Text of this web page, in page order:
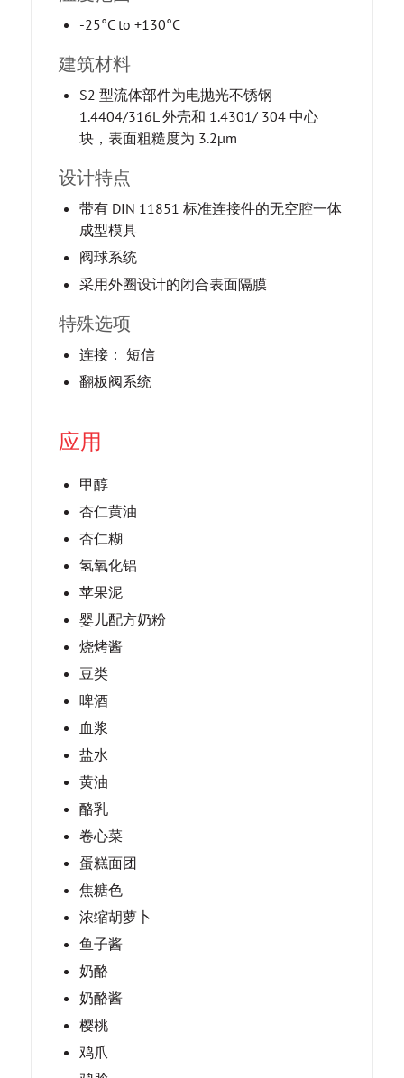
-25°C to +130°C
建筑材料
S2 型流体部件为电抛光不锈钢
1.4404/316L 外壳和 1.4301/ 304 中心
块，表面粗糙度为 3.2µm
设计特点
带有 DIN 11851 标准连接件的无空腔一体
成型模具
阀球系统
采用外圈设计的闭合表面隔膜
特殊选项
连接： 短信
翻板阀系统
应用
甲醇
杏仁黄油
杏仁糊
氢氧化铝
苹果泥
婴儿配方奶粉
烧烤酱
豆类
啤酒
血浆
盐水
黄油
酪乳
卷心菜
蛋糕面团
焦糖色
浓缩胡萝卜
鱼子酱
奶酪
奶酪酱
樱桃
鸡爪